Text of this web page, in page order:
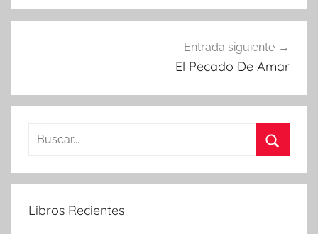
Entrada siguiente
El Pecado De Amar
Buscar:
Libros Recientes